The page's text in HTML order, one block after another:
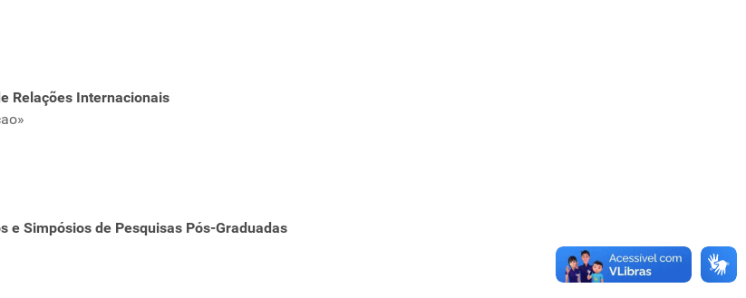
Relações Internacionais
e Simpósios de Pesquisas Pós-Graduadas